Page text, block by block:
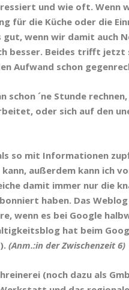
und wie oft. Wenn
für die Küche oder die
wenn wir damit auch
besser. Beides trifft jetzt
Aufwand schon
schon ´ne Stunde
oder sich auf den
so mit Informationen
außerdem kann ich
damit immer nur die
haben. Das
wenn es bei Google
hat beim
(Anm.:in der Zwischenzeit 6)
(noch dazu als